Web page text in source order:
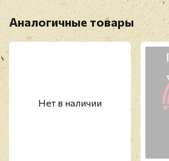
Аналогичные товары
Нет в наличии